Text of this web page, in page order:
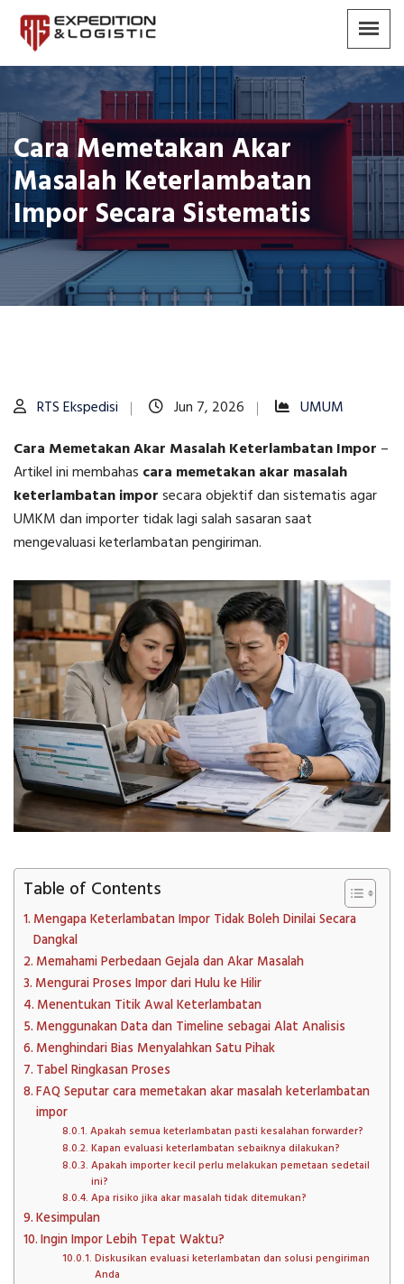
Cara Memetakan Akar
Masalah Keterlambatan
Impor Secara Sistematis
RTS Ekspedisi Jun 7, 2026
UMUM
Cara Memetakan Akar Masalah Keterlambatan Impor –
Artikel ini membahas cara memetakan akar masalah
keterlambatan imporsecara objektif dan sistematis agar
UMKM dan importer tidak lagi salah sasaran saat
mengevaluasi keterlambatan pengiriman.
Table of Contents
Mengapa Keterlambatan Impor Tidak Boleh Dinilai Secara
Dangkal
Memahami Perbedaan Gejala dan Akar Masalah
Mengurai Proses Impor dari Hulu ke Hilir
Menentukan Titik Awal Keterlambatan
Menggunakan Data dan Timeline sebagai Alat Analisis
Menghindari Bias Menyalahkan Satu Pihak
Tabel Ringkasan Proses
FAQ Seputar cara memetakan akar masalah keterlambatan
impor
Apakah semua keterlambatan pasti kesalahan forwarder?
Kapan evaluasi keterlambatan sebaiknya dilakukan?
Apakah importer kecil perlu melakukan pemetaan sedetail
ini?
Apa risiko jika akar masalah tidak ditemukan?
Kesimpulan
Ingin Impor Lebih Tepat Waktu?
Diskusikan evaluasi keterlambatan dan solusi pengiriman
Anda